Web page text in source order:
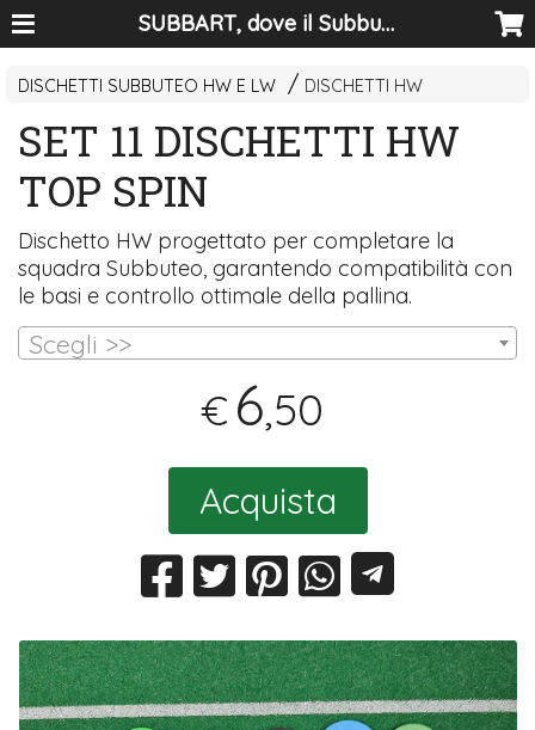
SUBBART, dove il Subbuteo diventa arte
DISCHETTI SUBBUTEO HW E LW DISCHETTI HW
SET 11 DISCHETTI HW
TOP SPIN
Dischetto HW progettato per completare la
squadra Subbuteo, garantendo compatibilità con
le basi e controllo ottimale della pallina.
Scegli >>
€ 6,50
Acquista